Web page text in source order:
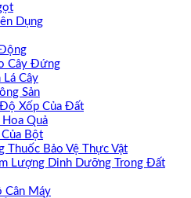
Dụng
Cây Đứng
Cây
Sản
Xốp Của Đất
Quả
Bột
Bảo Vệ Thực Vật
Lượng Dinh Dưỡng Trong Đất
Cân Máy